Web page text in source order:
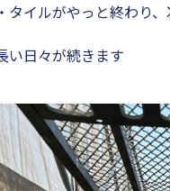
タイルがやっと終わり
い日々が続きます